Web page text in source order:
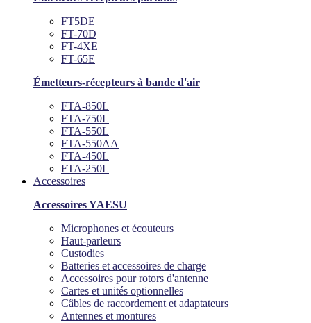
FT5DE
FT-70D
FT-4XE
FT-65E
Émetteurs-récepteurs à bande d'air
FTA-850L
FTA-750L
FTA-550L
FTA-550AA
FTA-450L
FTA-250L
Accessoires
Accessoires YAESU
Microphones et écouteurs
Haut-parleurs
Custodies
Batteries et accessoires de charge
Accessoires pour rotors d'antenne
Cartes et unités optionnelles
Câbles de raccordement et adaptateurs
Antennes et montures